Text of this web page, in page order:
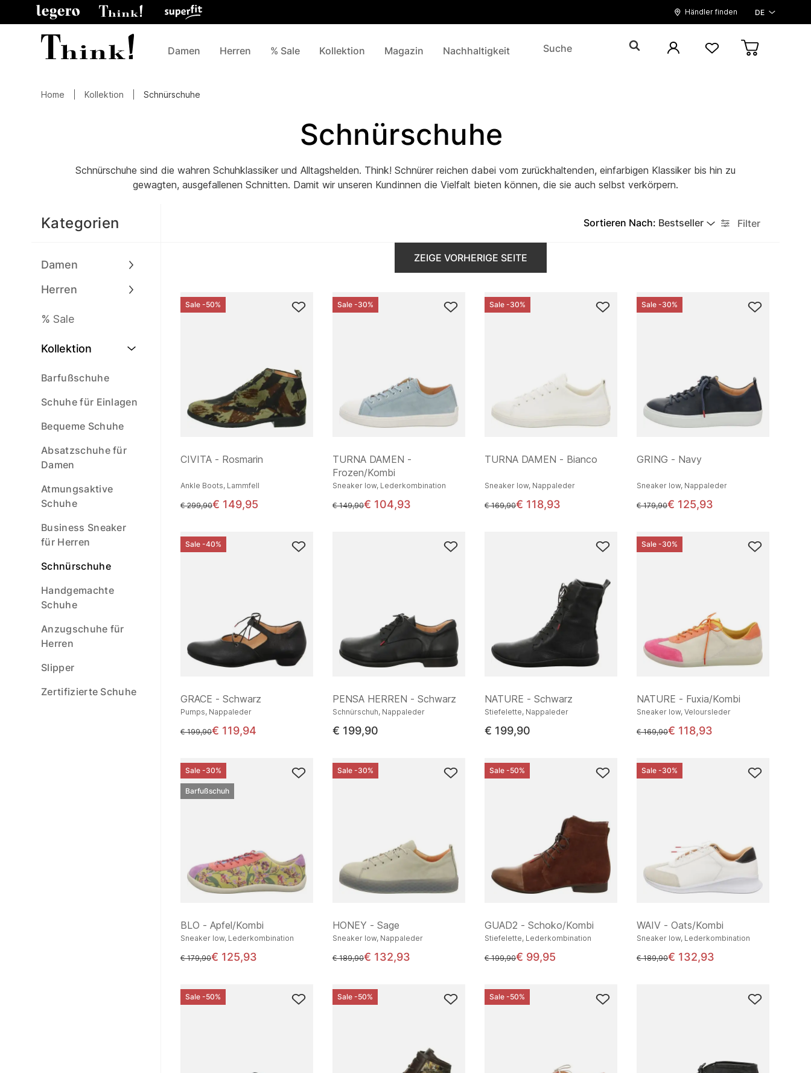
Händler finden DE
Damen Herren % Sale Kollektion Magazin Nachhaltigkeit
Home Kollektion Schnürschuhe
Schnürschuhe
Schnürschuhe sind die wahren Schuhklassiker und Alltagshelden. Think! Schnürer reichen dabei vom zurückhaltenden, einfarbigen Klassiker bis hin zu
gewagten, ausgefallenen Schnitten. Damit wir unseren Kundinnen die Vielfalt bieten können, die sie auch selbst verkörpern.
Kategorien
Damen
Herren
% Sale
Kollektion
Barfußschuhe
Schuhe für Einlagen
Bequeme Schuhe
Absatzschuhe für
Damen
Atmungsaktive
Schuhe
Business Sneaker
für Herren
Schnürschuhe
Handgemachte
Schuhe
Anzugschuhe für
Herren
Slipper
Zertifizierte Schuhe
Sortieren Nach: Bestseller Filter
ZEIGE VORHERIGE SEITE
Sale -50%
CIVITA - Rosmarin
Ankle Boots, Lammfell
statt
€ 299,90€ 149,95
Sale -30%
TURNA DAMEN -
Frozen/Kombi
Sneaker low, Lederkombination
statt
€ 149,90€ 104,93
Sale -30%
TURNA DAMEN - Bianco
Sneaker low, Nappaleder
statt
€ 169,90€ 118,93
Sale -30%
GRING - Navy
Sneaker low, Nappaleder
statt
€ 179,90€ 125,93
Sale -40%
GRACE - Schwarz
Pumps, Nappaleder
statt
€ 199,90€ 119,94
PENSA HERREN - Schwarz
Schnürschuh, Nappaleder
€ 199,90
NATURE - Schwarz
Stiefelette, Nappaleder
€ 199,90
Sale -30%
NATURE - Fuxia/Kombi
Sneaker low, Veloursleder
statt
€ 169,90€ 118,93
Sale -30%
Barfußschuh
BLO - Apfel/Kombi
Sneaker low, Lederkombination
statt
€ 179,90€ 125,93
Sale -30%
HONEY - Sage
Sneaker low, Nappaleder
statt
€ 189,90€ 132,93
Sale -50%
GUAD2 - Schoko/Kombi
Stiefelette, Lederkombination
statt
€ 199,90€ 99,95
Sale -30%
WAIV - Oats/Kombi
Sneaker low, Lederkombination
statt
€ 189,90€ 132,93
Sale -50% Sale -50% Sale -50%